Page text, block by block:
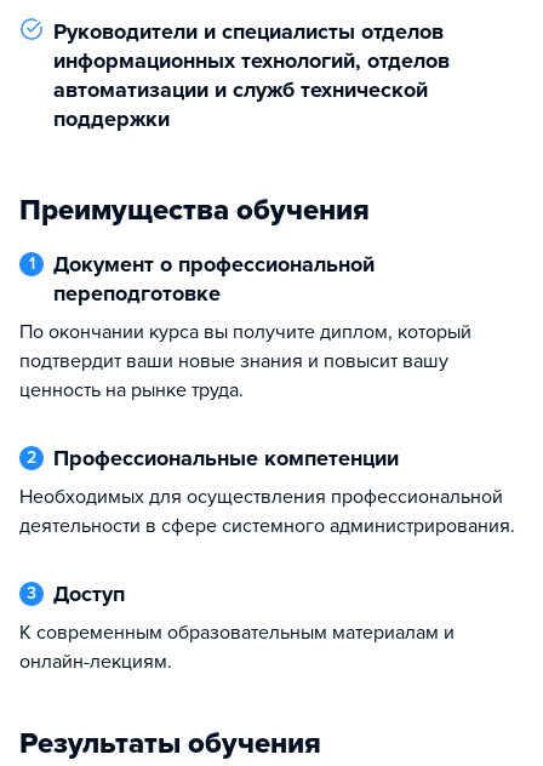
Руководители и специалисты отделов
информационных технологий, отделов
автоматизации и служб технической
поддержки
Преимущества обучения
1
Документ о профессиональной
переподготовке
По окончании курса вы получите диплом, который
подтвердит ваши новые знания и повысит вашу
ценность на рынке труда.
2 Профессиональные компетенции
необходимых для осуществления профессиональной
деятельности в сфере системного администрирования.
3 Доступ
к современным образовательным материалам и
онлайн-лекциям.
Результаты обучения